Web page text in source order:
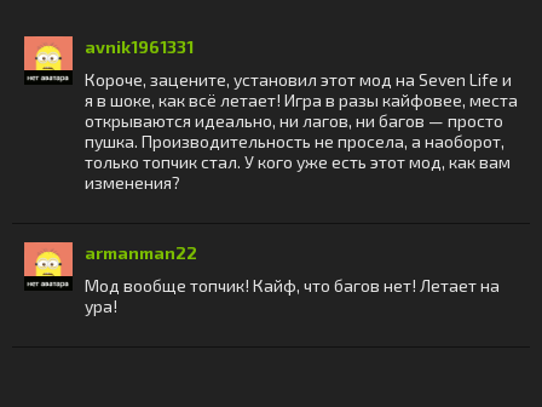
avnik1961331
Короче, зацените, установил этот мод на Seven Life и
я в шоке, как всё летает! Игра в разы кайфовее, места
открываются идеально, ни лагов, ни багов — просто
пушка. Производительность не просела, а наоборот,
только топчик стал. У кого уже есть этот мод, как вам
изменения?
armanman22
Мод вообще топчик! Кайф, что багов нет! Летает на
ура!